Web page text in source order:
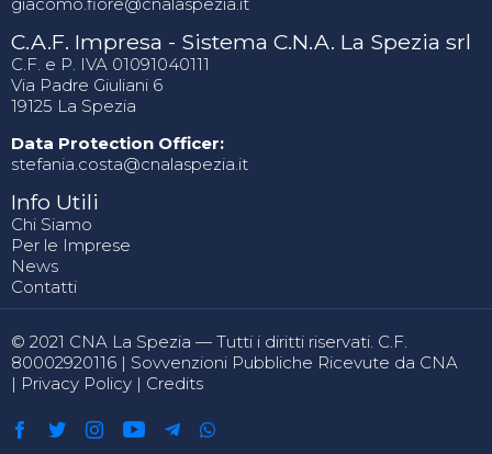
C.A.F. Impresa - Sistema C.N.A. La Spezia srl
C.F. e P. IVA 01091040111
Via Padre Giuliani 6
19125 La Spezia
Data Protection Officer:
stefania.costa@cnalaspezia.it
Info Utili
Chi Siamo
Per le Imprese
News
Contatti
© 2021 CNA La Spezia — Tutti i diritti riservati. C.F.
80002920116 | Sovvenzioni Pubbliche Ricevute da CNA
| Privacy Policy | Credits